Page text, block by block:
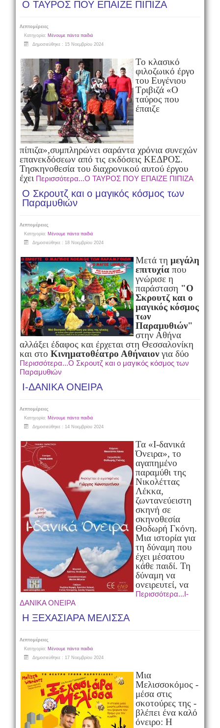
Ο ΤΑΥΡΟΣ ΠΟΥ ΕΠΑΙΖΕ ΠΙΠΙΖΑ
Λεπτομέρειες
Κατηγορία: Μένουμε πάντα παιδιά
Δημοσιεύθηκε : 15 Νοεμβρίου 2024
Το κλασικό
φιλοζωικό έργο
του Ευγένιου
Τριβιζά «Ο
ταύρος που
έπαιζε
πίπιζα»,συμπληρώνει σαράντα χρόνια συνεχών
επανεκδόσεων από τις εκδόσεις ΚΕΔΡΟΣ.
Τησκηνοθεσία του διαχρονικού αυτού έργου
έχει Περισσότερα...Ο ΤΑΥΡΟΣ ΠΟΥ ΕΠΑΙΖΕ ΠΙΠΙΖΑ
Ο Σκρουτζ και ο μαγικός κόσμος των
Παραμυθιών
Λεπτομέρειες
Κατηγορία: Μένουμε πάντα παιδιά
Δημοσιεύθηκε : 18 Νοεμβρίου 2024
Μετά τη μεγάλη
επιτυχίαπου
γνώρισε η
παράσταση "Ο
Σκρουτζ και ο
μαγικός κόσμος
των
Παραμυθιών"
στην Αθήνα
αλλάξει έδαφος και έρχεται στη Θεσσαλονίκη
και στο Κινηματοθέατρο Αθήναιονγια δύο
Περισσότερα...Ο Σκρουτζ και ο μαγικός κόσμος των
Παραμυθιών
Ι-ΔΑΝΙΚΑ ΟΝΕΙΡΑ
Λεπτομέρειες
Κατηγορία: Μένουμε πάντα παιδιά
Δημοσιεύθηκε : 14 Νοεμβρίου 2024
Τα «Ι-δανικά
Όνειρα», το
αγαπημένο
παραμύθι της
Νικολέττας
Λέκκα,
ζωντανεύειστη
σκηνή σε
σκηνοθεσία
Θοδωρή Γκόνη.
Μια ιστορία για
τη δύναμη που
έχει μέσατου
κάθε παιδί. Τη
δύναμη να
ονειρευτεί, να
Περισσότερα...Ι-
ΔΑΝΙΚΑ ΟΝΕΙΡΑ
Η ΞΕΧΑΣΙΑΡΑ ΜΕΛΙΣΣΑ
Λεπτομέρειες
Κατηγορία: Μένουμε πάντα παιδιά
Δημοσιεύθηκε : 17 Νοεμβρίου 2024
Mια
Μελισσοκόμος -
μέσα στις
σκοτούρες της -
βλέπει ένα καλό
όνειρο: H